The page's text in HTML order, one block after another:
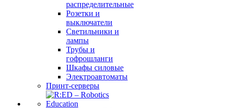
распределительные
Розетки и
выключатели
Светильники и
лампы
Трубы и
гофрошланги
Шкафы силовые
Электроавтоматы
Принт-серверы